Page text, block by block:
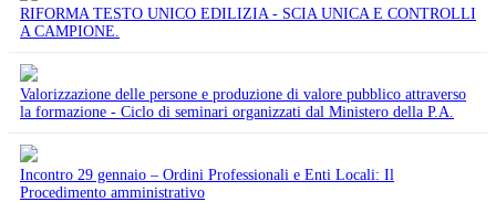
RIFORMA TESTO UNICO EDILIZIA - SCIA UNICA E CONTROLLI
A CAMPIONE.
Valorizzazione delle persone e produzione di valore pubblico attraverso
la formazione - Ciclo di seminari organizzati dal Ministero della P.A.
Incontro 29 gennaio – Ordini Professionali e Enti Locali: Il
Procedimento amministrativo